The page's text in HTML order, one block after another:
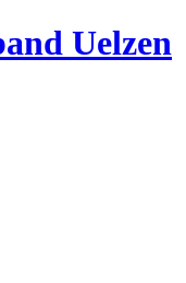
Uelzen